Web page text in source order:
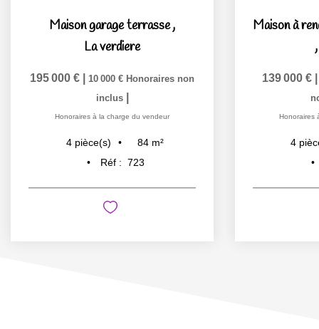
Maison garage terrasse,
La verdiere
195 000 € 10 000 € Honoraires non
inclus
Honoraires à la charge du vendeur
4 pièce(s) 84 m²
Réf : 723
139 000 €
Honoraires
4